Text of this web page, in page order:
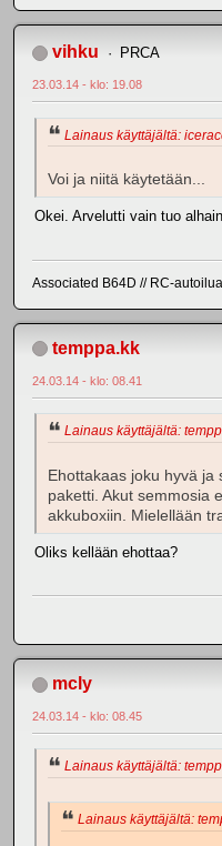
vihku PRCA
23.03.14 - klo: 19.08
Lainaus käyttäjältä:
Voi ja niitä käytetään...
Okei. Arvelutti vain tuo
Associated B64D // RC-
temppa.kk
24.03.14 - klo: 08.41
Lainaus käyttäjältä:
Ehottakaas joku hyvä ja
paketti. Akut semmosia
akkuboxiin. Mielellään
Oliks kellään ehottaa?
mcly
24.03.14 - klo: 08.45
Lainaus käyttäjältä:
Lainaus käyttäjältä: